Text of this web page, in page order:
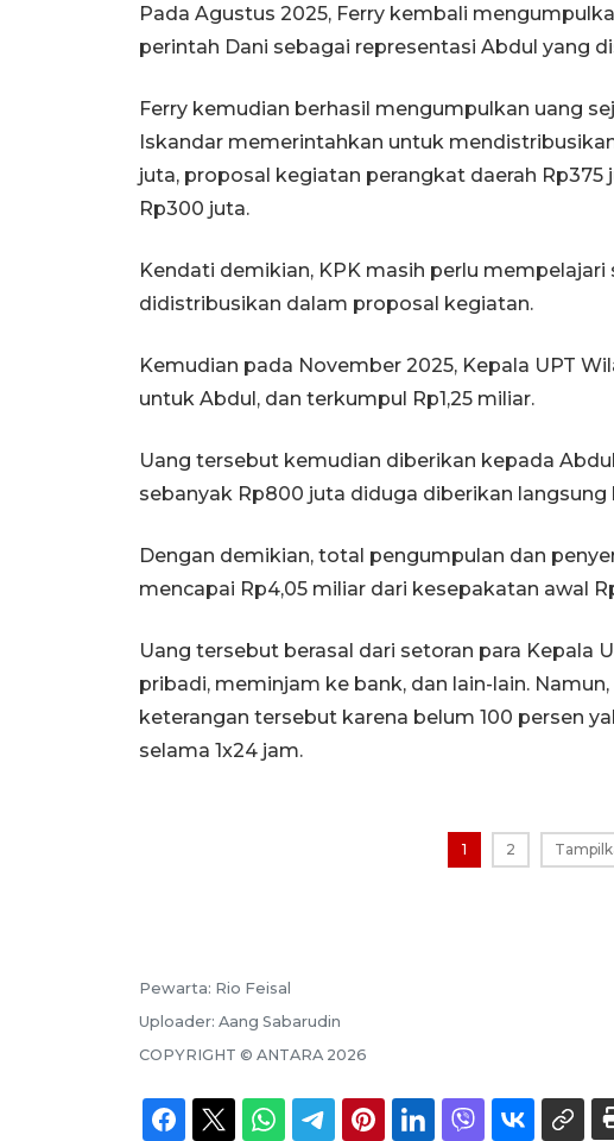
Pada Agustus 2025, Ferry kembali
perintah Dani sebagai representasi Abdul yang
Ferry kemudian berhasil mengumpulkan uang
Iskandar memerintahkan untuk
juta, proposal kegiatan perangkat daerah Rp375
Rp300 juta.
Kendati demikian, KPK masih perlu
didistribusikan dalam proposal kegiatan.
Kemudian pada November 2025, Kepala UPT
untuk Abdul, dan terkumpul Rp1,25 miliar.
Uang tersebut kemudian diberikan kepada
sebanyak Rp800 juta diduga diberikan langsung
Dengan demikian, total pengumpulan dan
mencapai Rp4,05 miliar dari kesepakatan awal
Uang tersebut berasal dari setoran para Kepala
pribadi, meminjam ke bank, dan lain-lain.
keterangan tersebut karena belum 100 persen
selama 1x24 jam.
1 2
Pewarta: Rio Feisal
Uploader: Aang Sabarudin
COPYRIGHT © ANTARA 2026